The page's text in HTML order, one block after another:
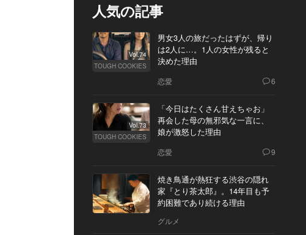
人気の記事
Vol.74
TOUGH COOKIES
男女3人の旅だったはずが、帰り
は2人に…。1人の女性が残ると
決めた理由
恋愛 6
Vol.73
TOUGH COOKIES
「今日はたくさん甘えちゃお」
再会した母の無邪気な一言に、
娘が激怒した理由
恋愛 9
焼き鳥通が熱狂する渋谷の隠れ
家『とり茶太郎』。14年目も予
約困難であり続ける理由
グルメ